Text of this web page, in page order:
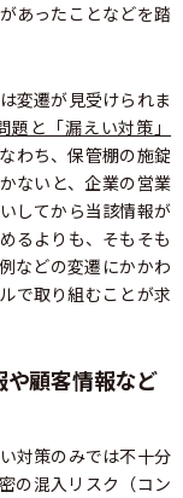
あったことなどを踏
変遷が見受けられま
題と「漏えい対策」
わち、保管棚の施錠
ないと、企業の営業
してから当該情報が
るよりも、そもそも
などの変遷にかかわ
で取り組むことが求
や顧客情報など
対策のみでは不十分
の混入リスク（コン